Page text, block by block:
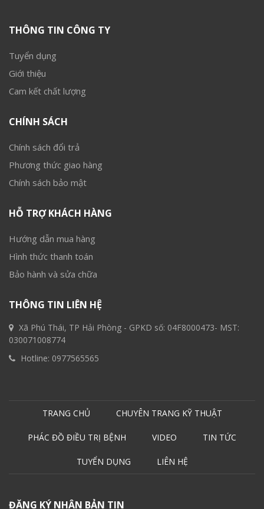
THÔNG TIN CÔNG TY
Tuyển dụng
Giới thiệu
Cam kết chất lượng
CHÍNH SÁCH
Chính sách đổi trả
Phương thức giao hàng
Chính sách bảo mật
HỖ TRỢ KHÁCH HÀNG
Hướng dẫn mua hàng
Hình thức thanh toán
Bảo hành và sửa chữa
THÔNG TIN LIÊN HỆ
Xã Phú Thái, TP Hải Phòng - GPKD số: 04F8000473- MST:
030071008774
Hotline: 0977565565
TRANG CHỦ CHUYÊN TRANG KỸ THUẬT
PHÁC ĐỒ ĐIỀU TRỊ BỆNH VIDEO TIN TỨC
TUYỂN DỤNG LIÊN HỆ
ĐĂNG KÝ NHẬN BẢN TIN